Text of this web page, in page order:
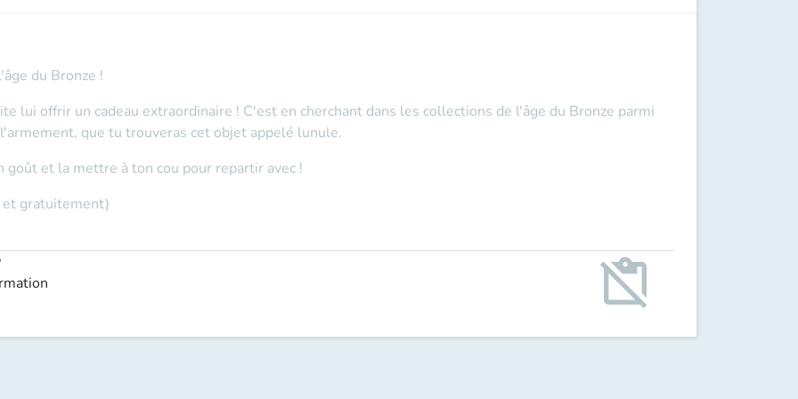
du Bronze !
lui offrir un cadeau extraordinaire ! C'est en cherchant dans les collections de l'âge du Bronze parmi
que tu trouveras cet objet appelé lunule.
et la mettre à ton cou pour repartir avec !
et gratuitement)
content_paste_off